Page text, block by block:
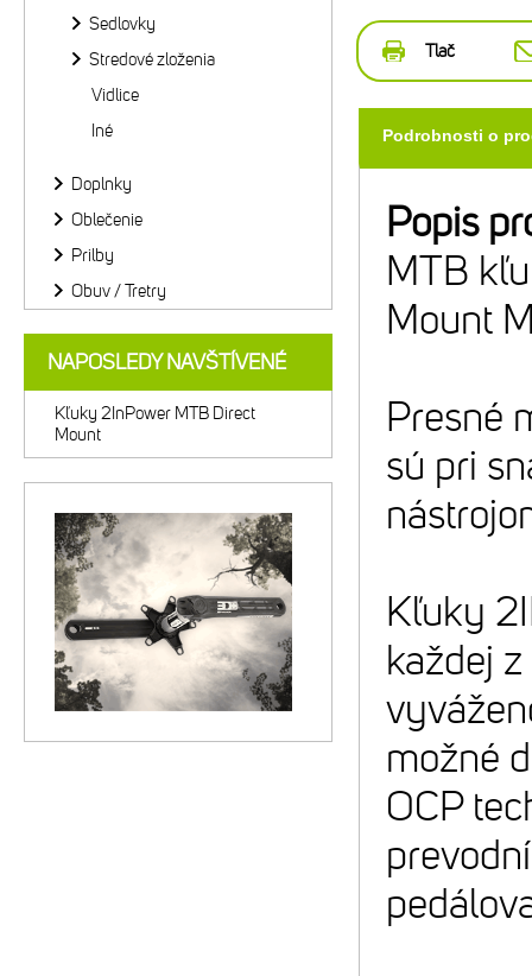
Tlač
Podrobnosti o
Popis
MTB
Mount
Presné
sú pri
Kľuky
každej
možné
OCP
Sedlovky
Stredové zloženia
Vidlice
Iné
Doplnky
Oblečenie
Prilby
Obuv / Tretry
NAPOSLEDY NAVŠTÍVENÉ
Kľuky 2InPower MTB Direct
Mount